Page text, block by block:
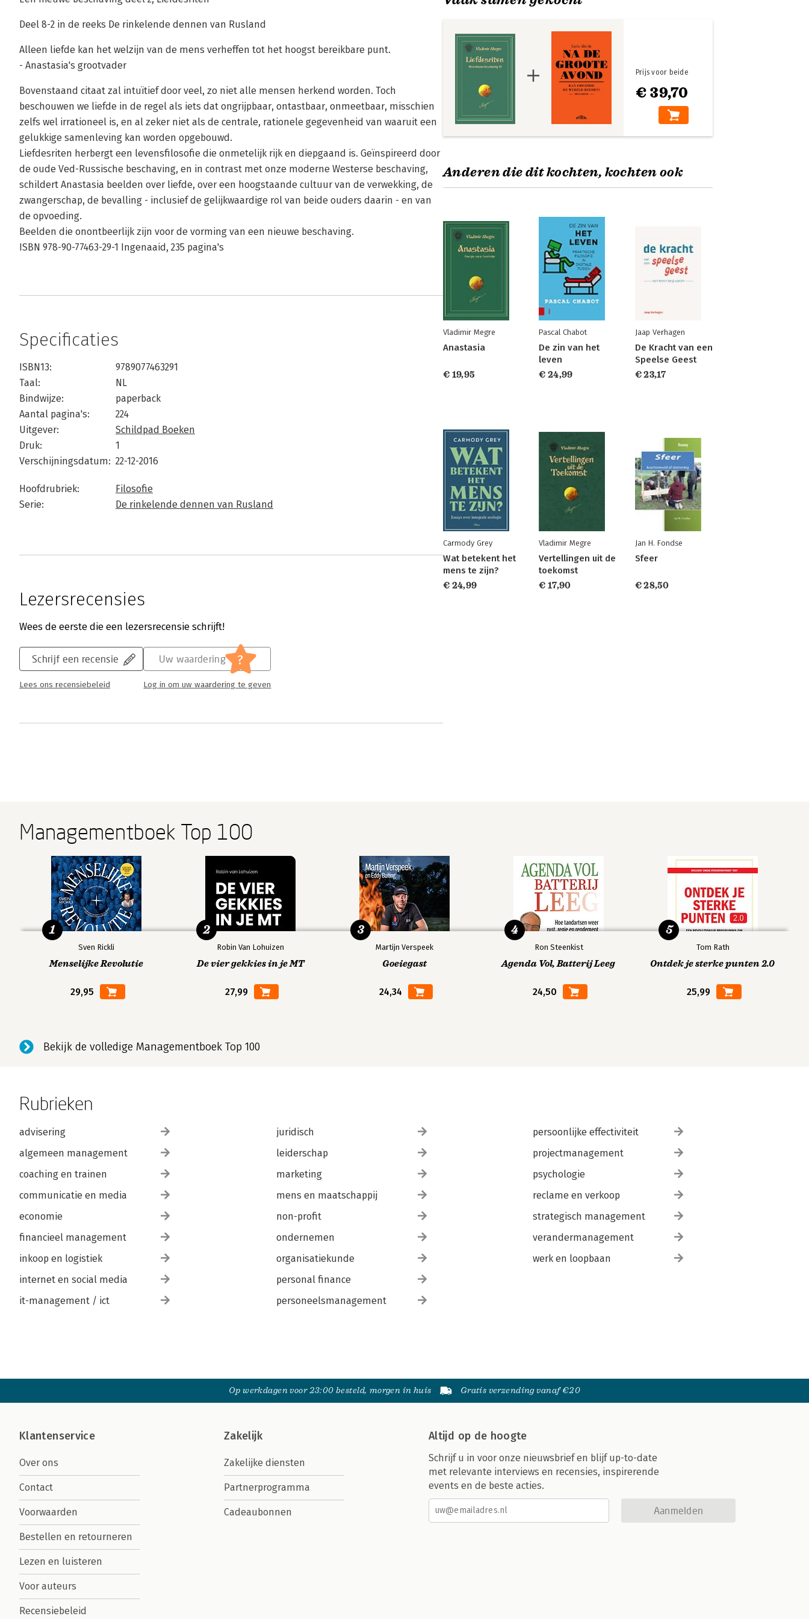
Deel 8-2 in de reeks De rinkelende dennen van Rusland
Alleen liefde kan het welzijn van de mens verheffen tot het hoogst bereikbare punt.
- Anastasia's grootvader
Bovenstaand citaat zal intuïtief door veel, zo niet alle mensen herkend worden. Toch
beschouwen we liefde in de regel als iets dat ongrijpbaar, ontastbaar, onmeetbaar, misschien
zelfs wel irrationeel is, en al zeker niet als de centrale, rationele gegevenheid van waaruit een
gelukkige samenleving kan worden opgebouwd.
Liefdesriten herbergt een levensfilosofie die onmetelijk rijk en diepgaand is. Geïnspireerd door
de oude Ved-Russische beschaving, en in contrast met onze moderne Westerse beschaving,
schildert Anastasia beelden over liefde, over een hoogstaande cultuur van de verwekking, de
zwangerschap, de bevalling - inclusief de gelijkwaardige rol van beide ouders daarin - en van
de opvoeding.
Beelden die onontbeerlijk zijn voor de vorming van een nieuwe beschaving.
ISBN 978-90-77463-29-1 Ingenaaid, 235 pagina's
Specificaties
ISBN13:
9789077463291
Taal:
NL
Bindwijze:
paperback
Aantal pagina's:
224
Uitgever:
Schildpad Boeken
Druk:
1
Verschijningsdatum: 22-12-2016
Hoofdrubriek:
Filosofie
Serie:
De rinkelende dennen van Rusland
Lezersrecensies
Wees de eerste die een lezersrecensie schrijft!
Schrijf een recensie
Lees ons recensiebeleid
Uw waardering ?
Log in om uw waardering te geven
€ 39,70
Prijs voor beide
Anderen die dit kochten, kochten ook
Vladimir Megre
Anastasia
€ 19,95
Pascal Chabot
De zin van het
leven
€ 24,99
Jaap Verhagen
De Kracht van een
Speelse Geest
€ 23,17
Carmody Grey
Wat betekent het
mens te zijn?
€ 24,99
Vladimir Megre
Vertellingen uit de
toekomst
€ 17,90
Jan H. Fondse
Sfeer
€ 28,50
Managementboek Top 100
Sven Rickli
Menselijke Revolutie
29,95
1
Robin Van Lohuizen
De vier gekkies in je MT
27,99
2
Martijn Verspeek
Goeiegast
24,34
3
Ron Steenkist
Agenda Vol, Batterij Leeg
24,50
4
Tom Rath
Ontdek je sterke punten 2.0
25,99
5
Bekijk de volledige Managementboek Top 100
Rubrieken
advisering
algemeen management
coaching en trainen
communicatie en media
economie
financieel management
inkoop en logistiek
internet en social media
it-management / ict
juridisch
leiderschap
marketing
mens en maatschappij
non-profit
ondernemen
organisatiekunde
personal finance
personeelsmanagement
persoonlijke effectiviteit
projectmanagement
psychologie
reclame en verkoop
strategisch management
verandermanagement
werk en loopbaan
Op werkdagen voor 23:00 besteld, morgen in huis Gratis verzending vanaf €20
Klantenservice
Over ons
Contact
Voorwaarden
Bestellen en retourneren
Lezen en luisteren
Voor auteurs
Recensiebeleid
Zakelijk
Zakelijke diensten
Partnerprogramma
Cadeaubonnen
Altijd op de hoogte
Schrijf u in voor onze nieuwsbrief en blijf up-to-date
met relevante interviews en recensies, inspirerende
events en de beste acties.
Aanmelden